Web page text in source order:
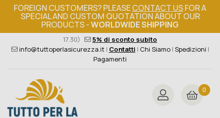
FOREIGN CUSTOMERS? PLEASECONTACT USFOR A
SPECIAL AND CUSTOM QUOTATION ABOUT OUR
PRODUCTS -WORLDWIDE SHIPPING
Ordine minimo 149€+iva 376 004 4000(Lun - Ven / 8.30 -
17.30)
5% di sconto subito
info@tuttoperlasicurezza.it | Contatti | Chi Siamo| Spedizioni |
Pagamenti
0